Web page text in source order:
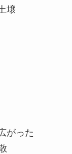
壌
がった